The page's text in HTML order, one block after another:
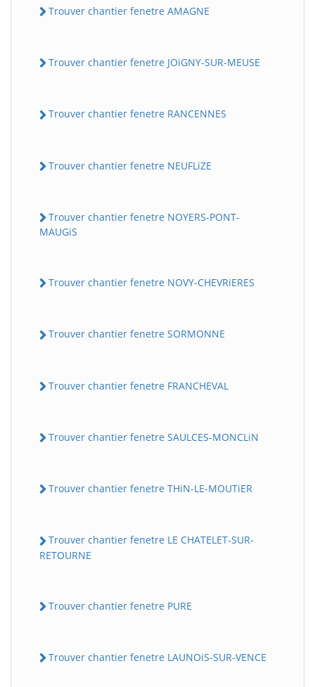
Trouver chantier fenetre AMAGNE
Trouver chantier fenetre JOiGNY-SUR-MEUSE
Trouver chantier fenetre RANCENNES
Trouver chantier fenetre NEUFLiZE
Trouver chantier fenetre NOYERS-PONT-
MAUGiS
Trouver chantier fenetre NOVY-CHEVRiERES
Trouver chantier fenetre SORMONNE
Trouver chantier fenetre FRANCHEVAL
Trouver chantier fenetre SAULCES-MONCLiN
Trouver chantier fenetre THiN-LE-MOUTiER
Trouver chantier fenetre LE CHATELET-SUR-
RETOURNE
Trouver chantier fenetre PURE
Trouver chantier fenetre LAUNOiS-SUR-VENCE